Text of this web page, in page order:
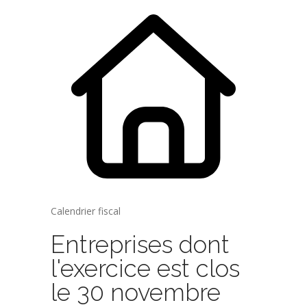
Calendrier fiscal
Entreprises dont
l'exercice est clos
le 30 novembre